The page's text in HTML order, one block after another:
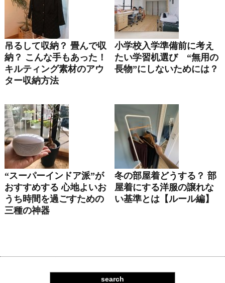
吊るして収納？ 畳んで収
納？ こんな手もあった！
キルティング素材のアウ
ター収納方法
小学校入学準備前に考え
たい学習机選び “無用の
長物”にしないためには？
“スーパーインドア派”が
おすすめする 心地よいお
うち時間を過ごすための
三種の神器
冬の部屋着どうする？ 部
屋着にする洋服の譲れな
い基準とは【ルール編】
search